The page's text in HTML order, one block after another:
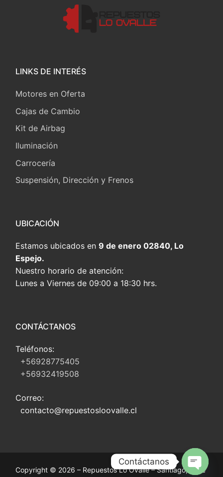
LINKS DE INTERÉS
Motores en Oferta
Cajas de Cambio
Kit de Airbag
Iluminación
Carrocería
Suspensión, Dirección y Frenos
UBICACIÓN
Estamos ubicados en 9 de enero 02840, Lo
Espejo.
Nuestro horario de atención:
Lunes a Viernes de 09:00 a 18:30 hrs.
CONTÁCTANOS
Teléfonos:
+56928775405
+56932419508
Correo:
contacto@repuestosloovalle.cl
Copyright © 2026 – Repuestos Lo Ovalle – Santiago, Chile
Contáctanos